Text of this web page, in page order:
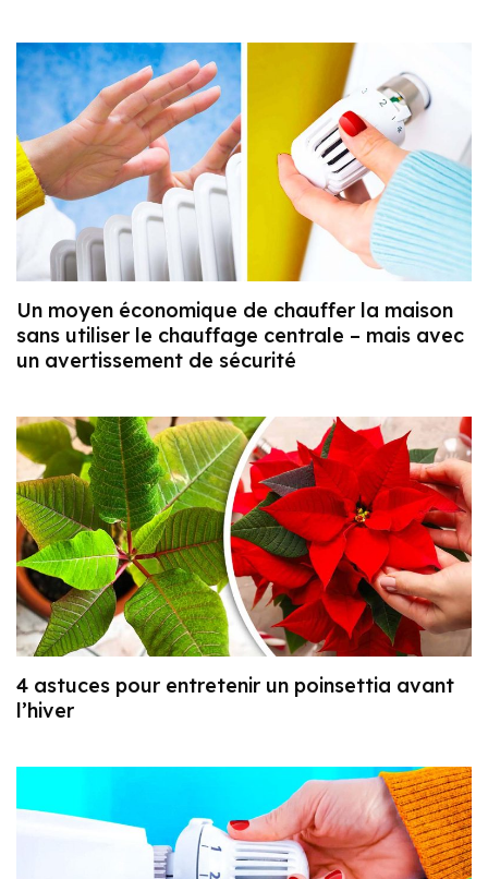
Un moyen économique de chauffer la maison
sans utiliser le chauffage centrale – mais avec
un avertissement de sécurité
4 astuces pour entretenir un poinsettia avant
l’hiver